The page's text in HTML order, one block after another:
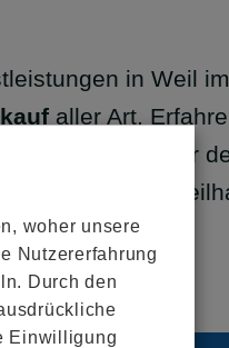
in Weil
aller Art.
– sei es für
einfach und
woher unsere
Nutzer­erfahrung
Durch den
Einwilligung